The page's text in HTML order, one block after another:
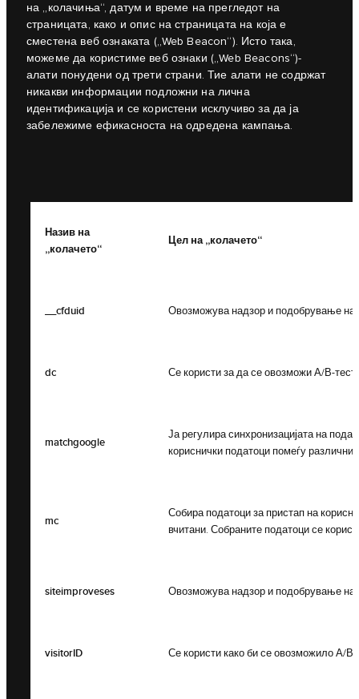
на „колачиња“, датум и време на прегледот на
страницата, како и опис на страницата на која е
сместена веб ознаката („Web Beacon“). Исто така,
можеме да користиме веб ознаки („Web Beacons“)-
алати понудени од трети страни. Тие алати не содржат
никакви информации подложни на лична
идентификација и се користени исклучиво за да ја
забележиме ефикасноста на одредена кампања.
Назив на
„колачето“
Цел на „колачето“
__cfduid Овозможува надзор и подобрување на
dc Се користи за да се овозможи А/В-
matchgoogle
Ја регулира синхронизацијата на
кориснички податоци помеѓу различни
mc
Собира податоци за пристап на
вчитани. Собраните податоци се
siteimproveses Овозможува надзор и подобрување на
visitorID Се користи како би се овозможило А/